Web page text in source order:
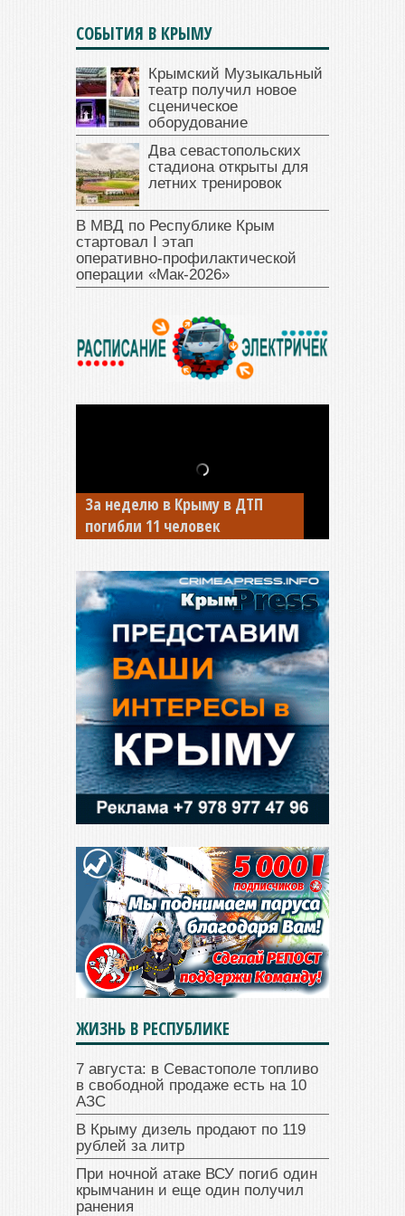
СОБЫТИЯ В КРЫМУ
Крымский Музыкальный
театр получил новое
сценическое
оборудование
Два севастопольских
стадиона открыты для
летних тренировок
В МВД по Республике Крым
стартовал I этап
оперативно‑профилактической
операции «Мак‑2026»
За неделю в Крыму в ДТП
погибли 11 человек
В Джанкое водитель ВАЗа
сбил двух детей на «зебре»
ЖИЗНЬ В РЕСПУБЛИКЕ
7 августа: в Севастополе топливо
в свободной продаже есть на 10
АЗС
В Крыму дизель продают по 119
рублей за литр
При ночной атаке ВСУ погиб один
крымчанин и еще один получил
ранения